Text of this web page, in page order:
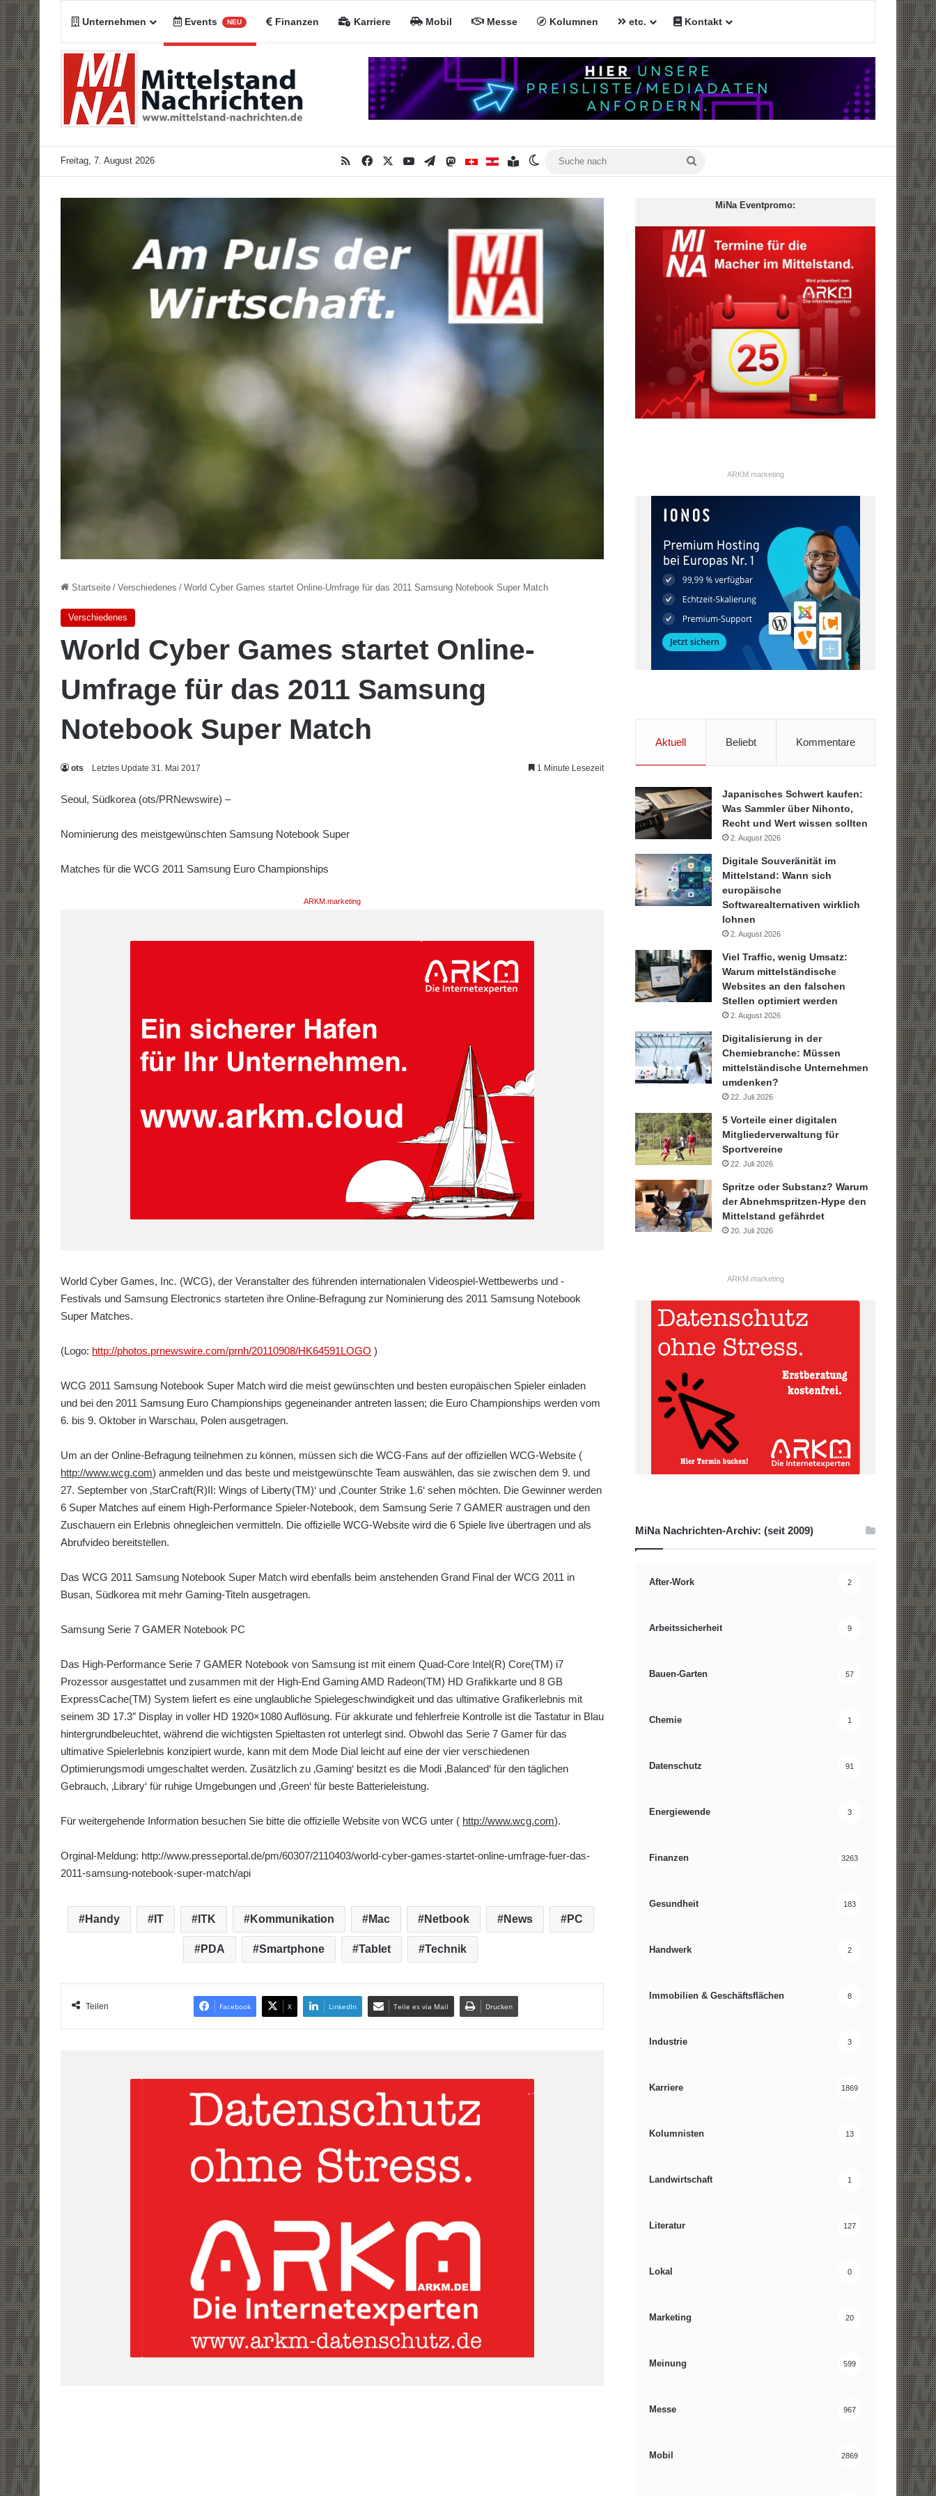
Unternehmen Events NEU Finanzen Karriere Mobil Messe Kolumnen etc. Kontakt
Freitag, 7. August 2026 RSSFacebookYouTubeTelegramMastodonMiNa CHMiNa AT
Inhaltsverzeichnis
Skin umschalten
Startseite / Verschiedenes / World Cyber Games startet Online-Umfrage für das 2011 Samsung Notebook Super Match
Verschiedenes
World Cyber Games startet Online-
Umfrage für das 2011 Samsung
Notebook Super Match
ots Letztes Update 31. Mai 2017 1 Minute Lesezeit
Seoul, Südkorea (ots/PRNewswire) –
Nominierung des meistgewünschten Samsung Notebook Super
Matches für die WCG 2011 Samsung Euro Championships
ARKM.marketing
World Cyber Games, Inc. (WCG), der Veranstalter des führenden internationalen Videospiel-Wettbewerbs und -
Festivals und Samsung Electronics starteten ihre Online-Befragung zur Nominierung des 2011 Samsung Notebook
Super Matches.
(Logo: http://photos.prnewswire.com/prnh/20110908/HK64591LOGO )
WCG 2011 Samsung Notebook Super Match wird die meist gewünschten und besten europäischen Spieler einladen
und bei den 2011 Samsung Euro Championships gegeneinander antreten lassen; die Euro Championships werden vom
6. bis 9. Oktober in Warschau, Polen ausgetragen.
Um an der Online-Befragung teilnehmen zu können, müssen sich die WCG-Fans auf der offiziellen WCG-Website (
http://www.wcg.com) anmelden und das beste und meistgewünschte Team auswählen, das sie zwischen dem 9. und
27. September von ‚StarCraft(R)II: Wings of Liberty(TM)‘ und ‚Counter Strike 1.6‘ sehen möchten. Die Gewinner werden
6 Super Matches auf einem High-Performance Spieler-Notebook, dem Samsung Serie 7 GAMER austragen und den
Zuschauern ein Erlebnis ohnegleichen vermitteln. Die offizielle WCG-Website wird die 6 Spiele live übertragen und als
Abrufvideo bereitstellen.
Das WCG 2011 Samsung Notebook Super Match wird ebenfalls beim anstehenden Grand Final der WCG 2011 in
Busan, Südkorea mit mehr Gaming-Titeln ausgetragen.
Samsung Serie 7 GAMER Notebook PC
Das High-Performance Serie 7 GAMER Notebook von Samsung ist mit einem Quad-Core Intel(R) Core(TM) i7
Prozessor ausgestattet und zusammen mit der High-End Gaming AMD Radeon(TM) HD Grafikkarte und 8 GB
ExpressCache(TM) System liefert es eine unglaubliche Spielegeschwindigkeit und das ultimative Grafikerlebnis mit
seinem 3D 17.3″ Display in voller HD 1920×1080 Auflösung. Für akkurate und fehlerfreie Kontrolle ist die Tastatur in Blau
hintergrundbeleuchtet, während die wichtigsten Spieltasten rot unterlegt sind. Obwohl das Serie 7 Gamer für das
ultimative Spielerlebnis konzipiert wurde, kann mit dem Mode Dial leicht auf eine der vier verschiedenen
Optimierungsmodi umgeschaltet werden. Zusätzlich zu ‚Gaming‘ besitzt es die Modi ‚Balanced‘ für den täglichen
Gebrauch, ‚Library‘ für ruhige Umgebungen und ‚Green‘ für beste Batterieleistung.
Für weitergehende Information besuchen Sie bitte die offizielle Website von WCG unter ( http://www.wcg.com).
Orginal-Meldung: http://www.presseportal.de/pm/60307/2110403/world-cyber-games-startet-online-umfrage-fuer-das-
2011-samsung-notebook-super-match/api
Handy IT ITK Kommunikation Mac Netbook News PC
PDA Smartphone Tablet Technik
Teilen Facebook X LinkedIn Teile es via Mail Drucken
MiNa Eventpromo:
ARKM.marketing
Aktuell Beliebt Kommentare
Japanisches Schwert kaufen:
Was Sammler über Nihonto,
Recht und Wert wissen sollten
2. August 2026
Digitale Souveränität im
Mittelstand: Wann sich
europäische
Softwarealternativen wirklich
lohnen
2. August 2026
Viel Traffic, wenig Umsatz:
Warum mittelständische
Websites an den falschen
Stellen optimiert werden
2. August 2026
Digitalisierung in der
Chemiebranche: Müssen
mittelständische Unternehmen
umdenken?
22. Juli 2026
5 Vorteile einer digitalen
Mitgliederverwaltung für
Sportvereine
22. Juli 2026
Spritze oder Substanz? Warum
der Abnehmspritzen-Hype den
Mittelstand gefährdet
20. Juli 2026
ARKM.marketing
MiNa Nachrichten-Archiv: (seit 2009)
After-Work 2
Arbeitssicherheit 9
Bauen-Garten 57
Chemie 1
Datenschutz 91
Energiewende 3
Finanzen 3263
Gesundheit 183
Handwerk 2
Immobilien & Geschäftsflächen 8
Industrie 3
Karriere 1869
Kolumnisten 13
Landwirtschaft 1
Literatur 127
Lokal 0
Marketing 20
Meinung 599
Messe 967
Mobil 2869